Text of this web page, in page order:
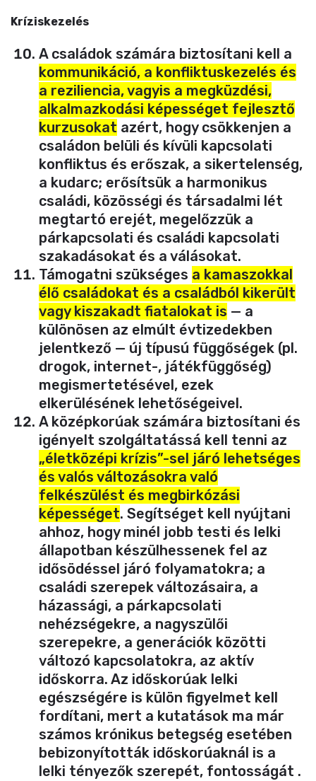
Kríziskezelés
A családok számára biztosítani kell a
kommunikáció, a konfliktuskezelés és
a reziliencia, vagyis a megküzdési,
alkalmazkodási képességet fejlesztő
kurzusokat azért, hogy csökkenjen a
családon belüli és kívüli kapcsolati
konfliktus és erőszak, a sikertelenség,
a kudarc; erősítsük a harmonikus
családi, közösségi és társadalmi lét
megtartó erejét, megelőzzük a
párkapcsolati és családi kapcsolati
szakadásokat és a válásokat.
Támogatni szükséges a kamaszokkal
élő családokat és a családból kikerült
vagy kiszakadt fiatalokat is — a
különösen az elmúlt évtizedekben
jelentkező — új típusú függőségek (pl.
drogok, internet-, játékfüggőség)
megismertetésével, ezek
elkerülésének lehetőségeivel.
A középkorúak számára biztosítani és
igényelt szolgáltatássá kell tenni az
„életközépi krízis”-sel járó lehetséges
és valós változásokra való
felkészülést és megbirkózási
képességet. Segítséget kell nyújtani
ahhoz, hogy minél jobb testi és lelki
állapotban készülhessenek fel az
idősödéssel járó folyamatokra; a
családi szerepek változásaira, a
házassági, a párkapcsolati
nehézségekre, a nagyszülői
szerepekre, a generációk közötti
változó kapcsolatokra, az aktív
időskorra. Az időskorúak lelki
egészségére is külön figyelmet kell
fordítani, mert a kutatások ma már
számos krónikus betegség esetében
bebizonyították időskorúaknál is a
lelki tényezők szerepét, fontosságát .